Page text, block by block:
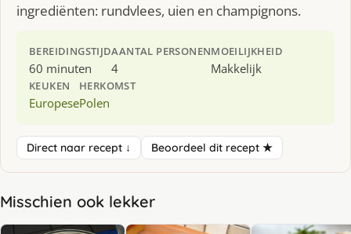
ingrediënten: rundvlees, uien en champignons.
BEREIDINGSTIJD
60 minuten
AANTAL PERSONEN
4
MOEILIJKHEID
Makkelijk
KEUKEN
Europese
HERKOMST
Polen
Direct naar recept ↓ Beoordeel dit recept ★
Misschien ook lekker